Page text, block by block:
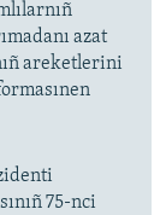
azat
areketlerini
75-nci